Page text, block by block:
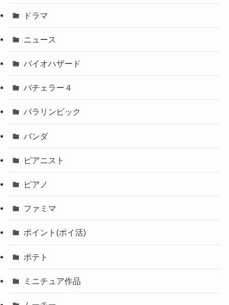
ドラマ
ニュース
バイオハザード
バチェラー４
パラリンピック
パンダ
ピアニスト
ピアノ
ファミマ
ポイント(ポイ活)
ポテト
ミニチュア作品